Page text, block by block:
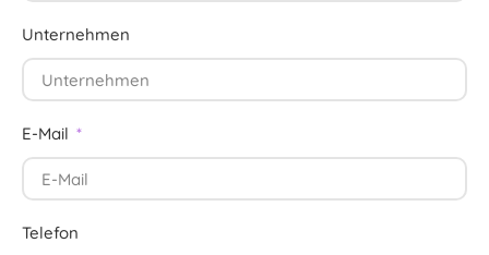
Unternehmen
E-Mail
Telefon